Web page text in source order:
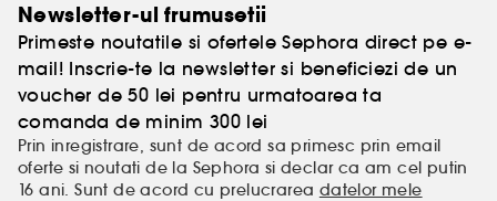
Newsletter-ul frumusetii
Primeste noutatile si ofertele Sephora direct pe e-
mail! Inscrie-te la newsletter si beneficiezi de un
voucher de 50 lei pentru urmatoarea ta
comanda de minim 300 lei
Prin inregistrare, sunt de acord sa primesc prin email
oferte si noutati de la Sephora si declar ca am cel putin
16 ani. Sunt de acord cu prelucrarea datelor mele